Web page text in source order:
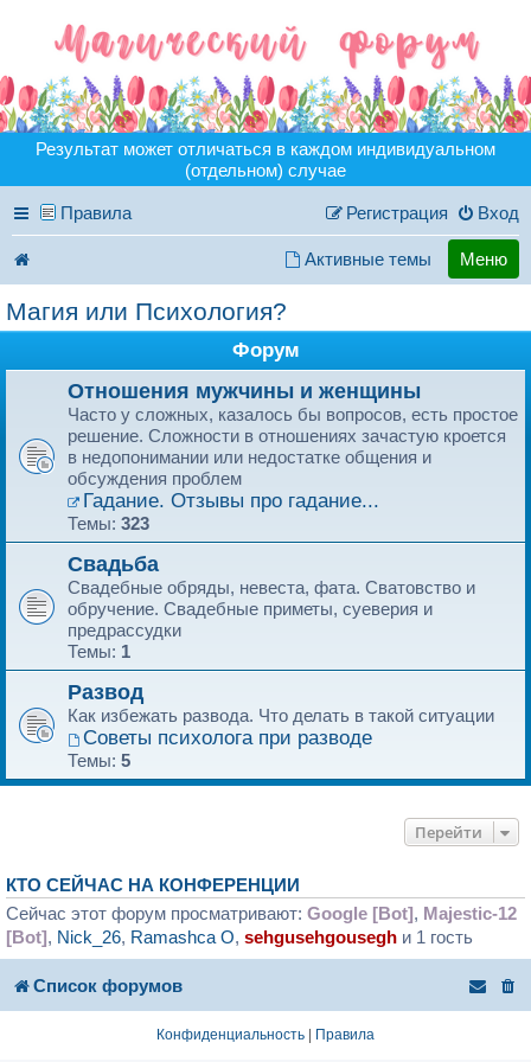
Результат может отличаться в каждом индивидуальном
(отдельном) случае
Правила Вход
Регистрация
Активные темы Меню
Магия или Психология?
Форум
Отношения мужчины и женщины
Часто у сложных, казалось бы вопросов, есть простое
решение. Сложности в отношениях зачастую кроется
в недопонимании или недостатке общения и
обсуждения проблем
Гадание. Отзывы про гадание...
Темы: 323
Свадьба
Свадебные обряды, невеста, фата. Сватовство и
обручение. Свадебные приметы, суеверия и
предрассудки
Темы: 1
Развод
Как избежать развода. Что делать в такой ситуации
Советы психолога при разводе
Темы: 5
Перейти
КТО СЕЙЧАС НА КОНФЕРЕНЦИИ
Сейчас этот форум просматривают: Google [Bot], Majestic-12
[Bot], Nick_26, Ramashca O, sehgusehgousegh и 1 гость
Список форумов
Конфиденциальность | Правила